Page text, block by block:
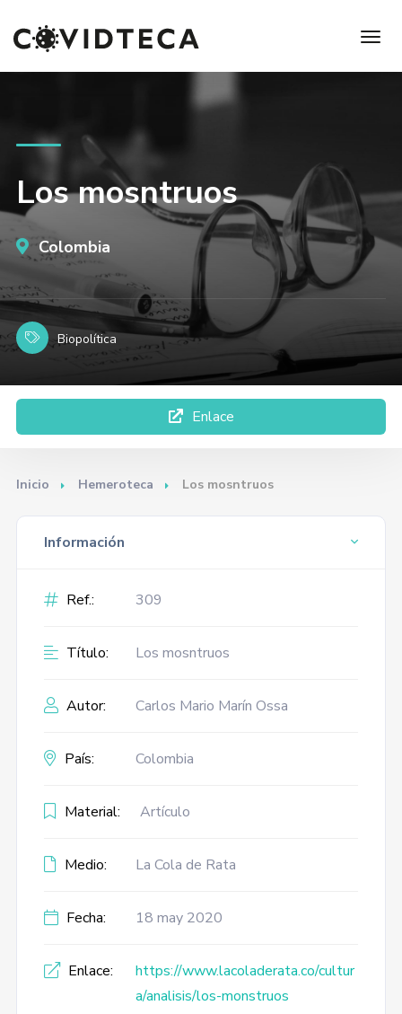
Los mosntruos
Colombia
Biopolítica
Enlace
Inicio Hemeroteca Los mosntruos
Información
Ref.: 309
Título: Los mosntruos
Autor: Carlos Mario Marín Ossa
País: Colombia
Material: Artículo
Medio: La Cola de Rata
Fecha: 18 may 2020
Enlace:
https://www.lacoladerata.co/cultur
a/analisis/los-monstruos